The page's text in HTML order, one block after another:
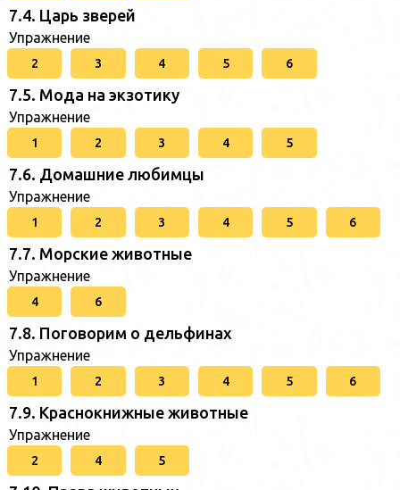
7.4. Царь зверей
Упражнение
2 3 4 5 6
7.5. Мода на экзотику
Упражнение
1 2 3 4 5
7.6. Домашние любимцы
Упражнение
1 2 3 4 5 6
7.7. Морские животные
Упражнение
4 6
7.8. Поговорим о дельфинах
Упражнение
1 2 3 4 5 6
7.9. Краснокнижные животные
Упражнение
2 4 5